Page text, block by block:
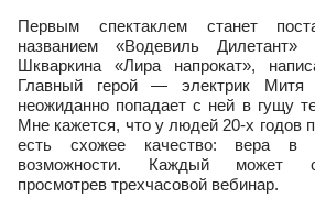
Первым спектаклем станет
названием «Водевиль
Шкваркина «Лира напрокат»,
Главный герой — электрик
неожиданно попадает с ней в гущу
Мне кажется, что у людей 20-х годов
есть схожее качество: вера в
возможности. Каждый может
просмотрев трехчасовой вебинар.